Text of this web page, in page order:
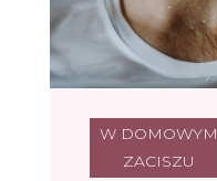
W DOMOWYM
ZACISZU